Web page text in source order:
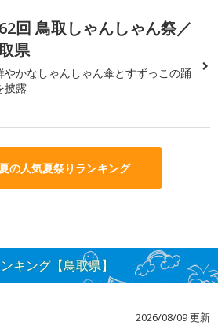
回 鳥取しゃんしゃん祭／
県
やかなしゃんしゃん傘とすずっこの踊
披露
の人気夏祭りランキング
キング【鳥取県】
2026/08/09 更新